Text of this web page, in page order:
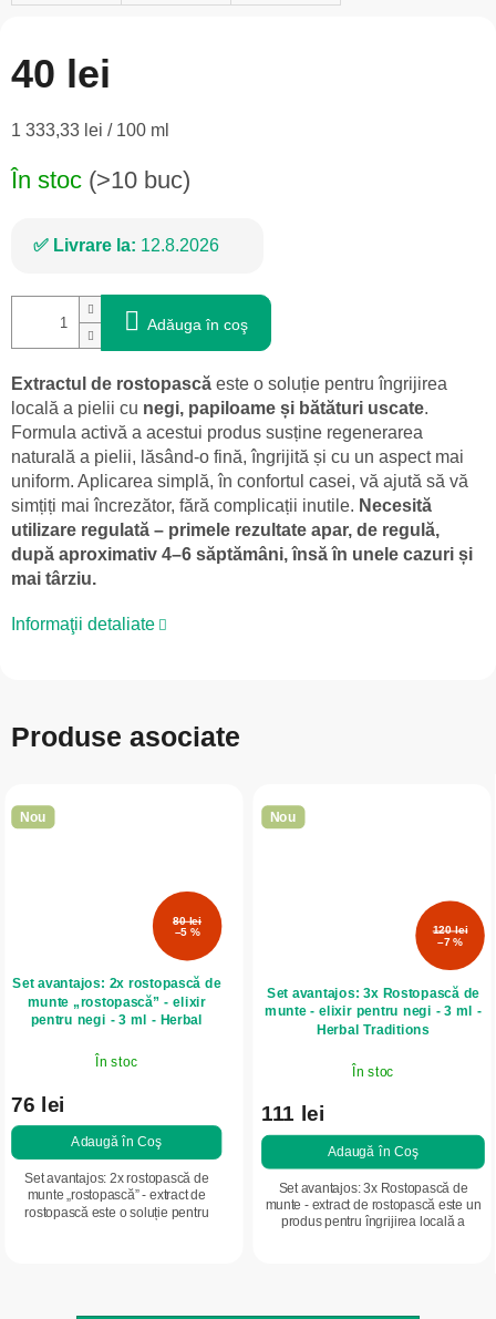
40 lei
Evaluare
1 333,33 lei / 100 ml
În stoc (>10 buc)
Livrare la: 12.8.2026
Adăuga în coş
Extractul de rostopască este o soluție pentru îngrijirea
locală a pielii cu negi, papiloame și bătături uscate.
Formula activă a acestui produs susține regenerarea
naturală a pielii, lăsând-o fină, îngrijită și cu un aspect mai
uniform. Aplicarea simplă, în confortul casei, vă ajută să vă
simțiți mai încrezător, fără complicații inutile. Necesită
utilizare regulată – primele rezultate apar, de regulă,
după aproximativ 4–6 săptămâni, însă în unele cazuri și
mai târziu.
Informaţii detaliate
Produse asociate
Nou
80 lei
–5 %
Set avantajos: 2x rostopască de
munte „rostopască” - elixir
pentru negi - 3 ml - Herbal
În stoc
76 lei
Adaugă în Coş
Set avantajos: 2x rostopască de
munte „rostopască” - extract de
rostopască este o soluție pentru
Nou
120 lei
–7 %
Set avantajos: 3x Rostopască de
munte - elixir pentru negi - 3 ml -
Herbal Traditions
În stoc
111 lei
Adaugă în Coş
Set avantajos: 3x Rostopască de
munte - extract de rostopască este un
produs pentru îngrijirea locală a